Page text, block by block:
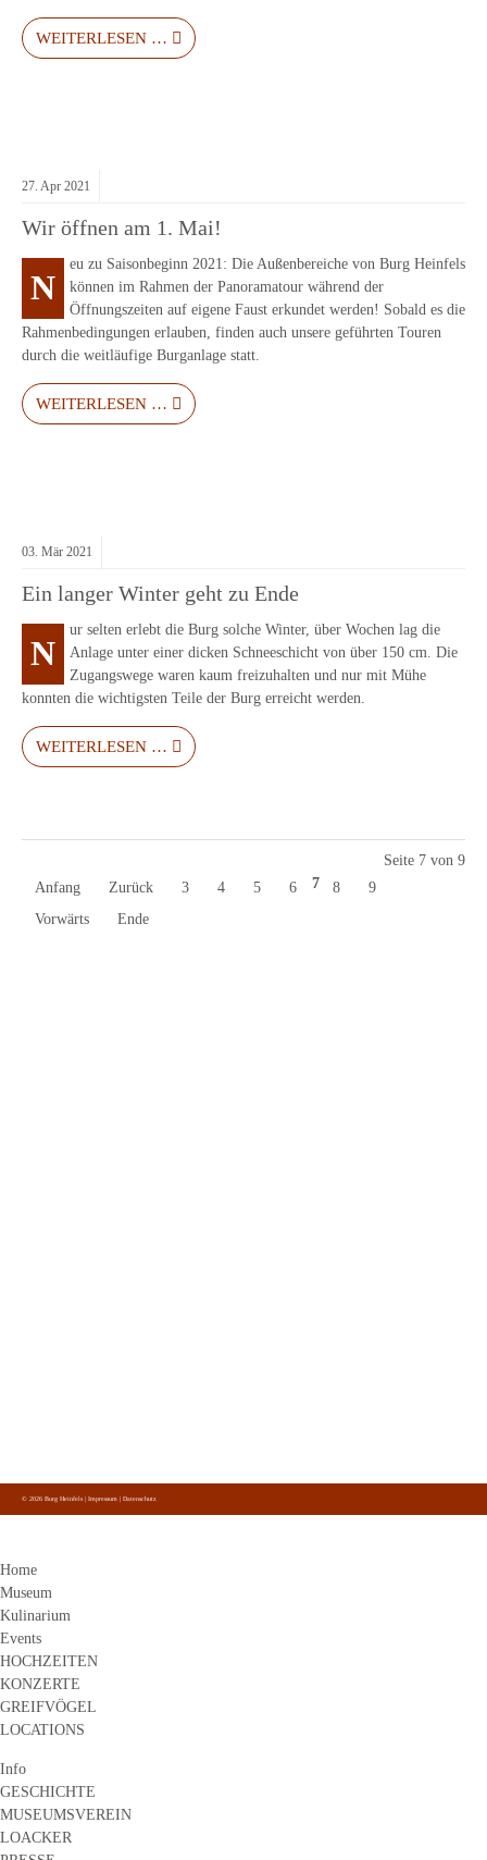
WEITERLESEN …
27. Apr 2021
Wir öffnen am 1. Mai!
N
eu zu Saisonbeginn 2021: Die Außenbereiche von Burg Heinfels
können im Rahmen der Panoramatour während der
Öffnungszeiten auf eigene Faust erkundet werden! Sobald es die
Rahmenbedingungen erlauben, finden auch unsere geführten Touren
durch die weitläufige Burganlage statt.
WEITERLESEN …
03. Mär 2021
Ein langer Winter geht zu Ende
N
ur selten erlebt die Burg solche Winter, über Wochen lag die
Anlage unter einer dicken Schneeschicht von über 150 cm. Die
Zugangswege waren kaum freizuhalten und nur mit Mühe
konnten die wichtigsten Teile der Burg erreicht werden.
WEITERLESEN …
Seite 7 von 9
Anfang
Zurück 3 4 5 6 7 8
9
Vorwärts
Ende
auf Facebook, Instagram und Youtube.
© 2026 Burg Heinfels | Impressum | Datenschutz
Home
Museum
Kulinarium
Events
HOCHZEITEN
KONZERTE
GREIFVÖGEL
LOCATIONS
Info
GESCHICHTE
MUSEUMSVEREIN
LOACKER